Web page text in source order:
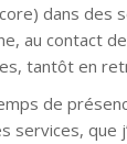
dans des
au contact
tantôt en
de
services, que